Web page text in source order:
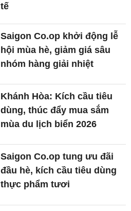
tế
Saigon Co.op khởi động lễ
hội mùa hè, giảm giá sâu
nhóm hàng giải nhiệt
Khánh Hòa: Kích cầu tiêu
dùng, thúc đẩy mua sắm
mùa du lịch biển 2026
Saigon Co.op tung ưu đãi
đầu hè, kích cầu tiêu dùng
thực phẩm tươi